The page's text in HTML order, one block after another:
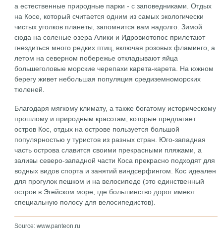
а естественные природные парки - с заповедниками. Отдых
на Косе, который считается одним из самых экологически
чистых уголков планеты, запомнится вам надолго. Зимой
сюда на соленые озера Алики и Идровиотопос прилетают
гнездиться много редких птиц, включая розовых фламинго, а
летом на северном побережье откладывают яйца
большеголовые морские черепахи карета-карета. На южном
берегу живет небольшая популяция средиземноморских
тюленей.
Благодаря мягкому климату, а также богатому историческому
прошлому и природным красотам, которые предлагает
остров Кос, отдых на острове пользуется большой
популярностью у туристов из разных стран. Юго-западная
часть острова славится своими прекрасными пляжами, а
заливы северо-западной части Коса прекрасно подходят для
водных видов спорта и занятий виндсерфингом. Кос идеален
для прогулок пешком и на велосипеде (это единственный
остров в Эгейском море, где большинство дорог имеют
специальную полосу для велосипедистов).
Source: www.panteon.ru